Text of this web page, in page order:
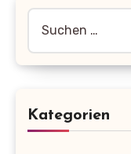
nach:
Kategorien